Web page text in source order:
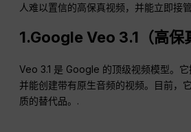
人难以置信的高保真视频，并能立即接
1.Google Veo 3.1（高保
Veo 3.1 是 Google 的顶级视频模型。它
并能创建带有原生音频的视频。目前，
质的替代品。.